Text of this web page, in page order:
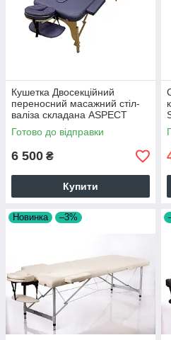
Кушетка Двосекційний
переносний масажний стіл-
валіза складана ASPECT
Фіолетовий
Готово до відправки
6 500 ₴
Купити
Новинка –3%